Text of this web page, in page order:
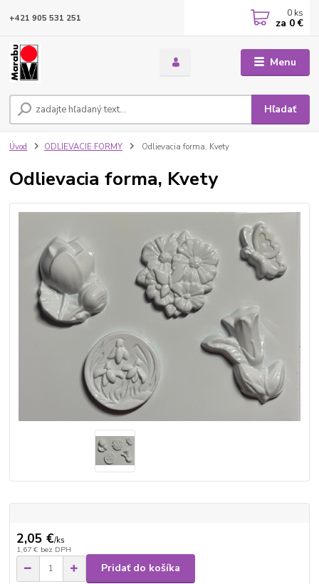
Menu
Hľadať
+421 905 531 251 0 ks
za 0 €
Úvod ODLIEVACIE FORMY Odlievacia forma, Kvety
Odlievacia forma, Kvety
2,05 €/ks
1,67 € bez DPH
Pridať do košíka